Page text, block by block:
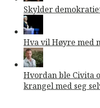
Skylder
Hva vil Høyre med
Hvordan ble Civita
krangel med seg